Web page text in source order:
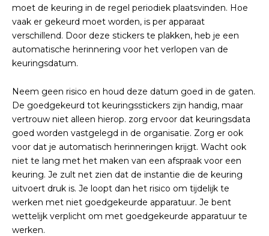
moet de keuring in de regel periodiek plaatsvinden. Hoe
vaak er gekeurd moet worden, is per apparaat
verschillend. Door deze stickers te plakken, heb je een
automatische herinnering voor het verlopen van de
keuringsdatum.
Neem geen risico en houd deze datum goed in de gaten.
De goedgekeurd tot keuringsstickers zijn handig, maar
vertrouw niet alleen hierop. zorg ervoor dat keuringsdata
goed worden vastgelegd in de organisatie. Zorg er ook
voor dat je automatisch herinneringen krijgt. Wacht ook
niet te lang met het maken van een afspraak voor een
keuring. Je zult net zien dat de instantie die de keuring
uitvoert druk is. Je loopt dan het risico om tijdelijk te
werken met niet goedgekeurde apparatuur. Je bent
wettelijk verplicht om met goedgekeurde apparatuur te
werken.